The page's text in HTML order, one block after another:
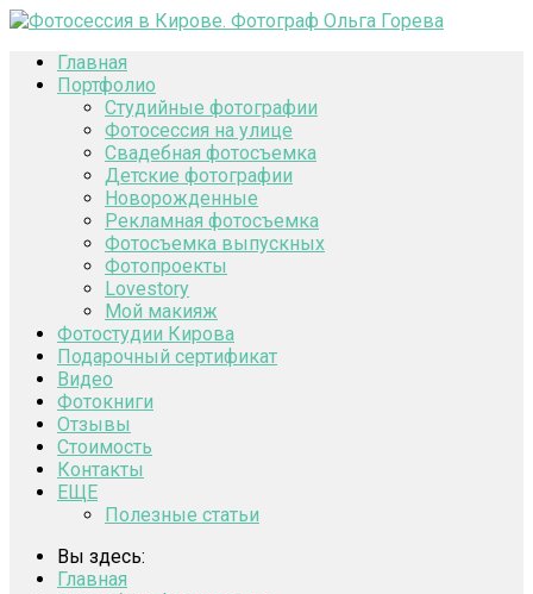
Главная
Портфолио
Студийные фотографии
Фотосессия на улице
Свадебная фотосъемка
Детские фотографии
Новорожденные
Рекламная фотосъемка
Фотосъемка выпускных
Фотопроекты
Lovestory
Мой макияж
Фотостудии Кирова
Подарочный сертификат
Видео
Фотокниги
Отзывы
Стоимость
Контакты
ЕЩЕ
Полезные статьи
Вы здесь:
Главная